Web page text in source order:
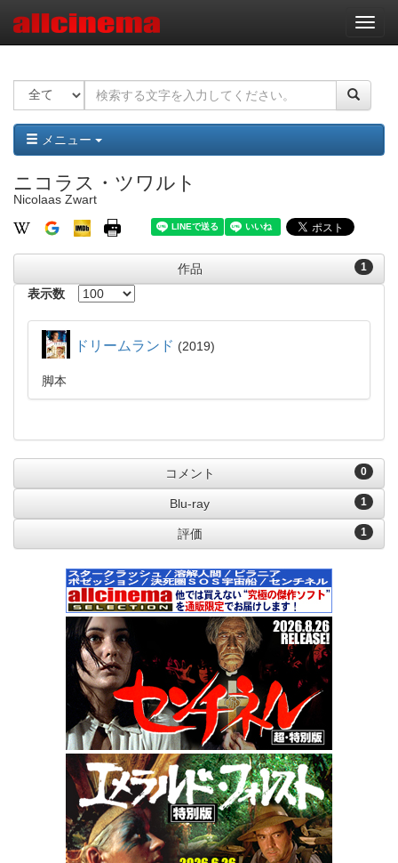
ナ
ビ
ー
ョ
ン
メニュー
ニコラス・ツワルト
Nicolaas Zwart
1
作品
表示数
ドリームランド 2019
脚本
0
コメント
1
Blu-ray
1
評価